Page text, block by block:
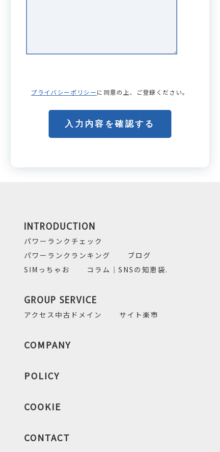
プライバシーポリシーに同意の上、ご登録ください。
INTRODUCTION
パワーランクチェック
パワーランクランキング
ブログ
SIMっちゃお
コラム｜SNSの知恵袋.
GROUP SERVICE
アクセス中古ドメイン サイト楽市
COMPANY
POLICY
COOKIE
CONTACT